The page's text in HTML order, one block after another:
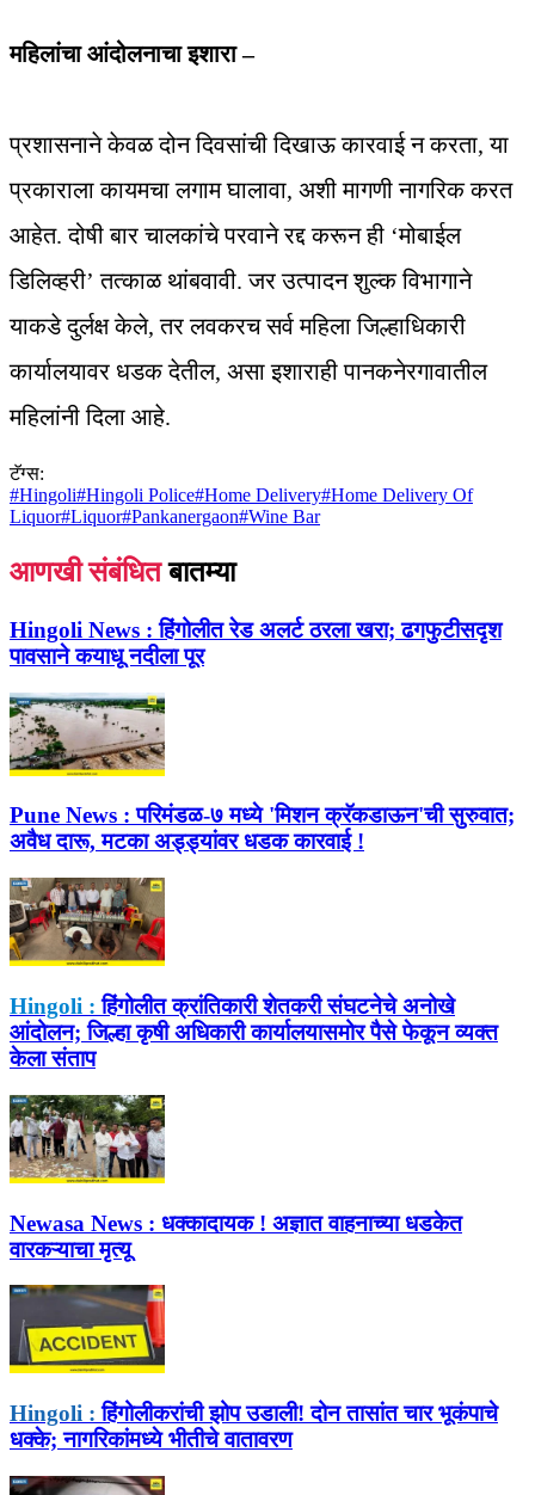
महिलांचा आंदोलनाचा इशारा –
प्रशासनाने केवळ दोन दिवसांची दिखाऊ कारवाई न करता, या
प्रकाराला कायमचा लगाम घालावा, अशी मागणी नागरिक करत
आहेत. दोषी बार चालकांचे परवाने रद्द करून ही ‘मोबाईल
डिलिव्हरी’ तत्काळ थांबवावी. जर उत्पादन शुल्क विभागाने
याकडे दुर्लक्ष केले, तर लवकरच सर्व महिला जिल्हाधिकारी
कार्यालयावर धडक देतील, असा इशाराही पानकनेरगावातील
महिलांनी दिला आहे.
टॅग्स:
#Hingoli#Hingoli Police#Home Delivery#Home Delivery Of
Liquor#Liquor#Pankanergaon#Wine Bar
आणखी संबंधित बातम्या
Hingoli News : हिंगोलीत रेड अलर्ट ठरला खरा; ढगफुटीसदृश
पावसाने कयाधू नदीला पूर
Pune News : परिमंडळ-७ मध्ये 'मिशन क्रॅकडाऊन'ची सुरुवात;
अवैध दारू, मटका अड्ड्यांवर धडक कारवाई !
Hingoli : हिंगोलीत क्रांतिकारी शेतकरी संघटनेचे अनोखे
आंदोलन; जिल्हा कृषी अधिकारी कार्यालयासमोर पैसे फेकून व्यक्त
केला संताप
Newasa News : धक्कादायक ! अज्ञात वाहनाच्या धडकेत
वारकऱ्याचा मृत्यू
Hingoli : हिंगोलीकरांची झोप उडाली! दोन तासांत चार भूकंपाचे
धक्के; नागरिकांमध्ये भीतीचे वातावरण